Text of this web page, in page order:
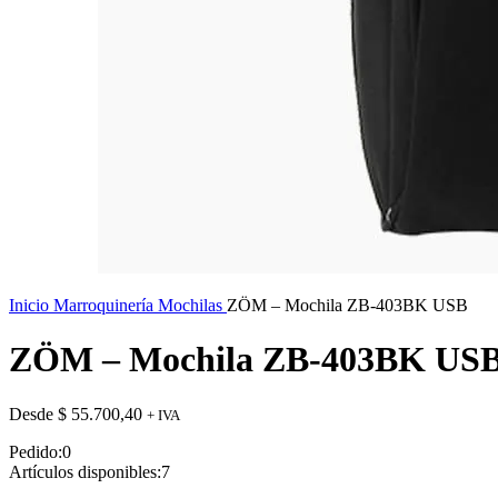
Inicio Marroquinería Mochilas ZÖM – Mochila ZB-403BK USB
ZÖM – Mochila ZB-403BK
Desde $ 55.700,40 + IVA
Pedido:0
Artículos disponibles:7